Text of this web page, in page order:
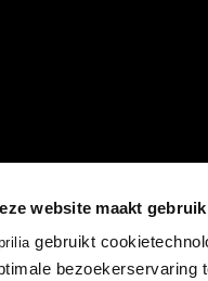
website maakt
gebruikt
bezoekerservaring